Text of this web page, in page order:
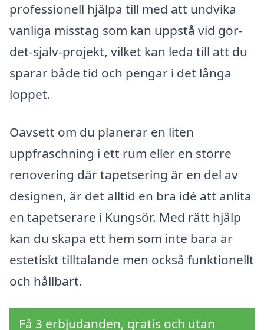
professionell hjälpa till med att undvika
vanliga misstag som kan uppstå vid gör-
det-själv-projekt, vilket kan leda till att du
sparar både tid och pengar i det långa
loppet.
Oavsett om du planerar en liten
uppfräschning i ett rum eller en större
renovering där tapetsering är en del av
designen, är det alltid en bra idé att anlita
en tapetserare i Kungsör. Med rätt hjälp
kan du skapa ett hem som inte bara är
estetiskt tilltalande men också funktionellt
och hållbart.
Få 3 erbjudanden, gratis och utan